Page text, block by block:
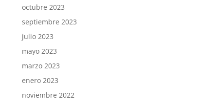
octubre 2023
septiembre 2023
julio 2023
mayo 2023
marzo 2023
enero 2023
noviembre 2022